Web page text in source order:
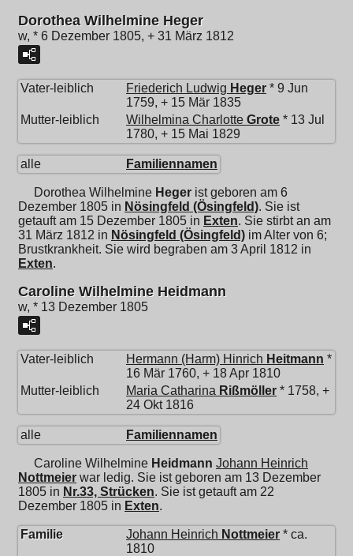
Dorothea Wilhelmine Heger
w, * 6 Dezember 1805, + 31 März 1812
Vater-leiblich Friederich Ludwig Heger * 9 Jun
1759, + 15 Mär 1835
Mutter-leiblich
Wilhelmina Charlotte Grote * 13 Jul
1780, + 15 Mai 1829
alle Familiennamen
Dorothea Wilhelmine Heger ist geboren am 6
Dezember 1805 in Nösingfeld (Ösingfeld). Sie ist
getauft am 15 Dezember 1805 in Exten. Sie stirbt an am
31 März 1812 in Nösingfeld (Ösingfeld) im Alter von 6;
Brustkrankheit. Sie wird begraben am 3 April 1812 in
Exten.
Caroline Wilhelmine Heidmann
w, * 13 Dezember 1805
Vater-leiblich Hermann (Harm) Hinrich Heitmann *
16 Mär 1760, + 18 Apr 1810
Mutter-leiblich
Maria Catharina Rißmöller * 1758, +
24 Okt 1816
alle Familiennamen
Caroline Wilhelmine Heidmann Johann Heinrich
Nottmeier war ledig. Sie ist geboren am 13 Dezember
1805 in Nr.33, Strücken. Sie ist getauft am 22
Dezember 1805 in Exten.
Familie Johann Heinrich Nottmeier * ca.
1810